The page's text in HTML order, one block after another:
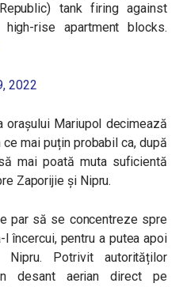
tank firing against
rise apartment blocks.
2022
orașului Mariupol decimează
mai puțin probabil ca, după
mai poată muta suficientă
Zaporijie și Nipru.
par să se concentreze spre
încercui, pentru a putea apoi
Potrivit autorităților
desant aerian direct pe